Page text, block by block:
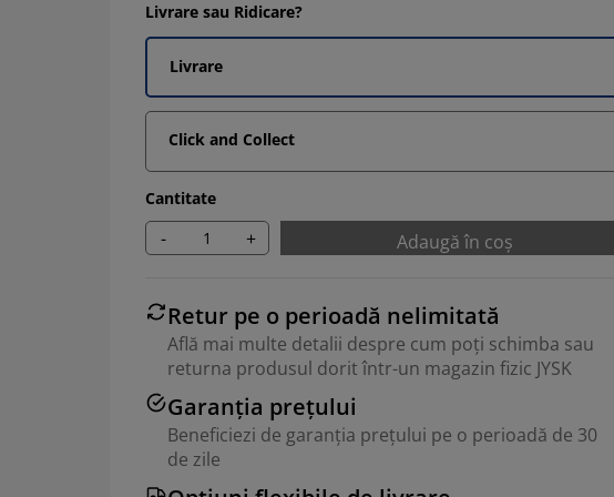
Livrare sau Ridicare?
Livrare
Click and Collect
Cantitate
- + Adaugă în coș
Retur pe o perioadă nelimitată
Află mai multe detalii despre cum poți schimba sau
returna produsul dorit într-un magazin fizic JYSK
Garanția prețului
Beneficiezi de garanția prețului pe o perioadă de 30
de zile
9.63855421686747%
7.228915662650602%
10.843373493975903%